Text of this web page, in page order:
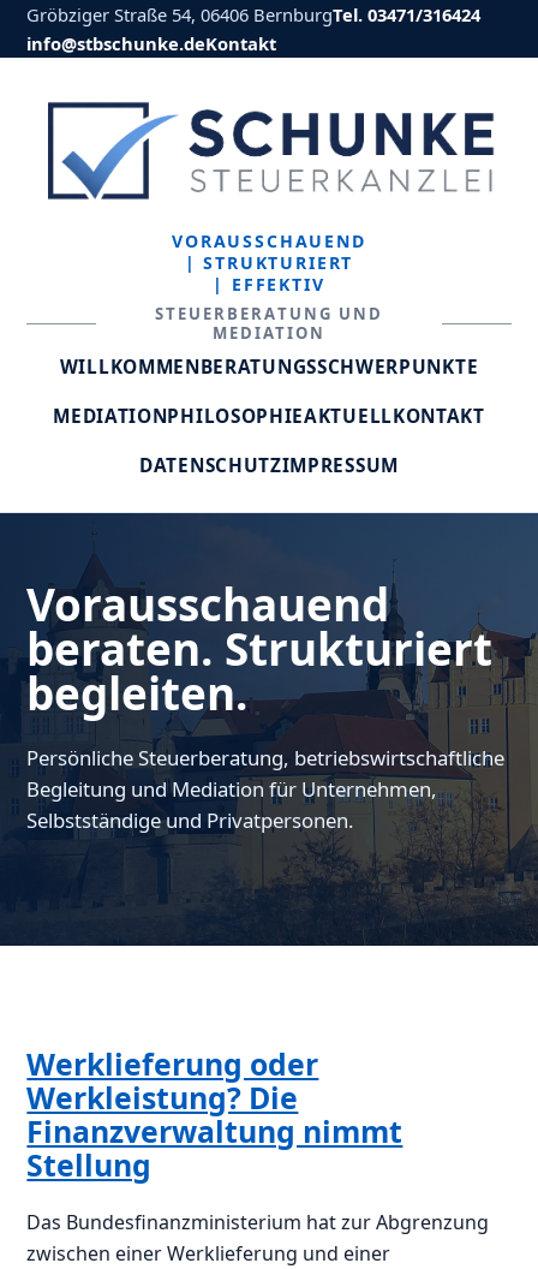
Gröbziger Straße 54, 06406 BernburgTel. 03471/316424
info@stbschunke.deKontakt
VORAUSSCHAUEND
| STRUKTURIERT
| EFFEKTIV
STEUERBERATUNG UND
MEDIATION
WILLKOMMENBERATUNGSSCHWERPUNKTE
MEDIATIONPHILOSOPHIEAKTUELLKONTAKT
DATENSCHUTZIMPRESSUM
Vorausschauend
beraten. Strukturiert
begleiten.
Persönliche Steuerberatung, betriebswirtschaftliche
Begleitung und Mediation für Unternehmen,
Selbstständige und Privatpersonen.
Werklieferung oder
Werkleistung? Die
Finanzverwaltung nimmt
Stellung
Das Bundesfinanzministerium hat zur Abgrenzung
zwischen einer Werklieferung und einer